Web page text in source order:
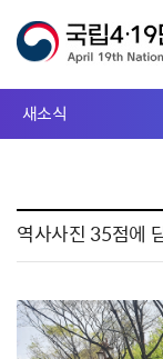
새소식
역사사진 35점에